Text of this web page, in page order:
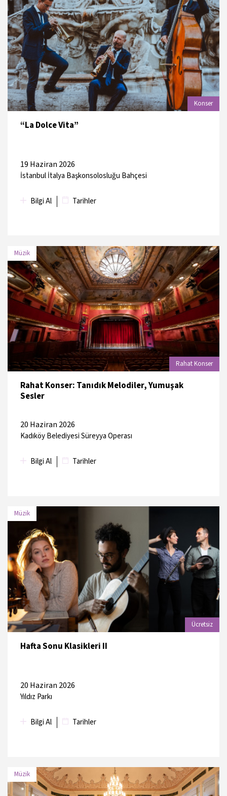
Konser
“La Dolce Vita”
19 Haziran 2026
İstanbul İtalya Başkonsolosluğu Bahçesi
Bilgi Al Tarihler
TARİH MEKAN
20 Haziran
2026
Kadıköy Belediyesi Süreyya
Operası
21 Haziran
2026
Kadıköy Belediyesi Süreyya
Operası
Müzik
Rahat Konser
Rahat Konser: Tanıdık Melodiler, Yumuşak
Sesler
20 Haziran 2026
Kadıköy Belediyesi Süreyya Operası
Bilgi Al Tarihler
TARİH MEKAN
20 Haziran 2026 Yıldız Parkı
Müzik
Ücretsiz
Hafta Sonu Klasikleri II
20 Haziran 2026
Yıldız Parkı
Bilgi Al Tarihler
TARİH MEKAN
20 Haziran 2026 Bahariye Mevlevihanesi
Müzik